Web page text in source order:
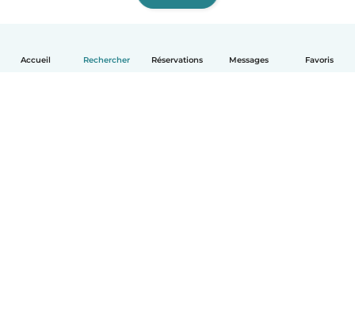
Accueil Rechercher Réservations Messages Favoris